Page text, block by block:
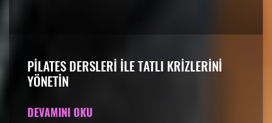
PILATES DERSLERI ILE TATLI KRIZLERINI
YÖNETIN
DEVAMINI OKU